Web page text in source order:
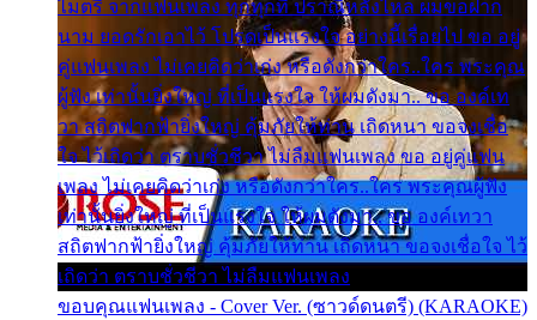
ไมตรี จากแฟนเพลง ทุกทุกที่ ปราณีหลั่งไหล ผมขอฝาก
นาม ยอดรักเอาไว้ โปรดเป็นแรงใจ อย่างนี้เรื่อยไป ขอ อยู่
คู่แฟนเพลง ไม่เคยคิดว่าเก่ง หรือดังกว่าใคร..ใคร พระคุณ
ผู้ฟัง เท่านั้นยิ่งใหญ่ ที่เป็นแรงใจ ให้ผมดังมา.. ขอ องค์เท
วา สถิตฟากฟ้ายิ่งใหญ่ คุ้มภัยให้ท่าน เถิดหนา ขอจงเชื่อ
ใจ ไว้เถิดว่า ตราบชั่วชีวา ไม่ลืมแฟนเพลง ขอ อยู่คู่แฟน
เพลง ไม่เคยคิดว่าเก่ง หรือดังกว่าใคร..ใคร พระคุณผู้ฟัง
เท่านั้นยิ่งใหญ่ ที่เป็นแรงใจ ให้ผมดังมา.. ขอ องค์เทวา
สถิตฟากฟ้ายิ่งใหญ่ คุ้มภัยให้ท่าน เถิดหนา ขอจงเชื่อใจ ไว้
เถิดว่า ตราบชั่วชีวา ไม่ลืมแฟนเพลง
ขอบคุณแฟนเพลง - Cover Ver. (ซาวด์ดนตรี) (KARAOKE)